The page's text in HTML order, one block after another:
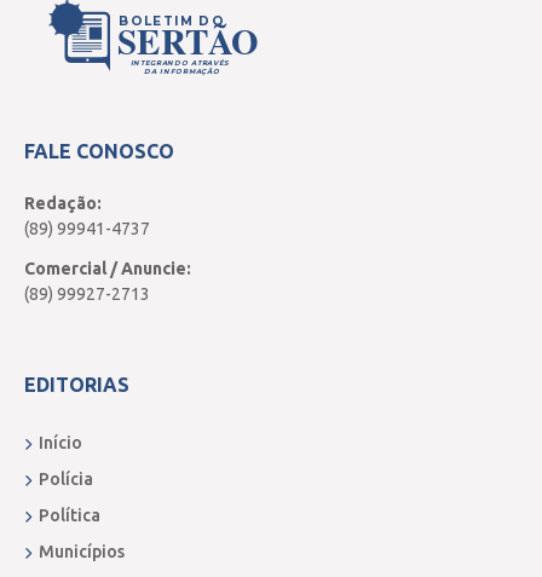
BOLETIM DO
SERTÃO
INTEGRANDO ATRAVÉS
DA INFORMAÇÃO
FALE CONOSCO
Redação:
(89) 99941-4737
Comercial / Anuncie:
(89) 99927-2713
EDITORIAS
Início
Polícia
Política
Municípios